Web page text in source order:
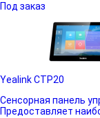
Под заказ
Yealink CTP20
Сенсорная панель
Предоставляет